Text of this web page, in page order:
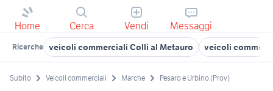
Home Cerca Vendi Messaggi
Ricerche veicoli commerciali Colli al Metauro veicoli
Subito Veicoli commerciali Marche Pesaro e Urbino (Prov)